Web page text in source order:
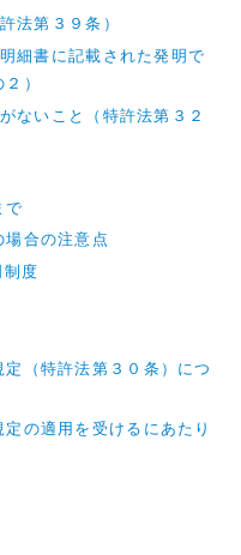
法第３９条）
細書に記載された発明で
）
ないこと（特許法第３２
で
合の注意点
度
（特許法第３０条）につ
の適用を受けるにあたり